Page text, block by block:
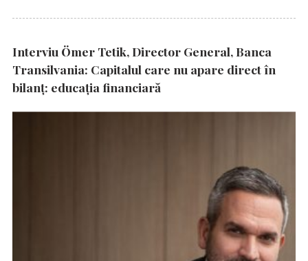
Interviu Ömer Tetik, Director General, Banca
Transilvania: Capitalul care nu apare direct în
bilanț: educația financiară